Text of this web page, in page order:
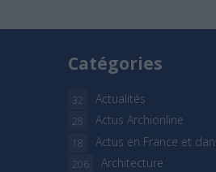
Catégories
Actualités
32
Actus Archionline
28
Actus en France et
18
Architecture
206